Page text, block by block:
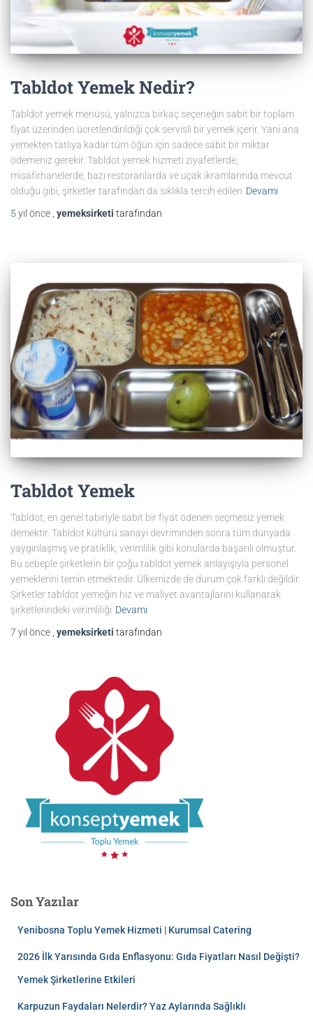
Tabldot Yemek Nedir?
Tabldot yemek menüsü, yalnızca birkaç seçeneğin sabit bir toplam
fiyat üzerinden ücretlendirildiği çok servisli bir yemek içerir. Yani ana
yemekten tatlıya kadar tüm öğün için sadece sabit bir miktar
ödemeniz gerekir. Tabldot yemek hizmeti ziyafetlerde,
misafirhanelerde, bazı restoranlarda ve uçak ikramlarında mevcut
olduğu gibi, şirketler tarafından da sıklıkla tercih edilen Devamı
5 yıl önce yemeksirketi tarafından
Tabldot Yemek
Tabldot, en genel tabiriyle sabit bir fiyat ödenen seçmesiz yemek
demektir. Tabldot kültürü sanayi devriminden sonra tüm dünyada
yaygınlaşmış ve pratiklik, verimlilik gibi konularda başarılı olmuştur.
Bu sebeple şirketlerin bir çoğu tabldot yemek anlayışıyla personel
yemeklerini temin etmektedir. Ülkemizde de durum çok farklı değildir.
Şirketler tabldot yemeğin hız ve maliyet avantajlarını kullanarak
şirketlerindeki verimliliği Devamı
7 yıl önce , yemeksirketi tarafından
Son Yazılar
Yenibosna Toplu Yemek Hizmeti | Kurumsal Catering
2026 İlk Yarısında Gıda Enflasyonu: Gıda Fiyatları Nasıl Değişti?
Yemek Şirketlerine Etkileri
Karpuzun Faydaları Nelerdir? Yaz Aylarında Sağlıklı